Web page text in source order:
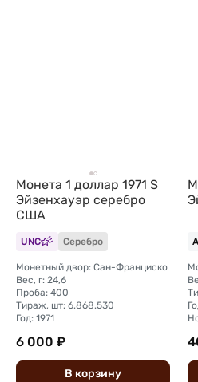
Монета 1 доллар 1971 S
Эйзенхауэр серебро
США
UNC Серебро
Монетный двор: Сан-Франциско
Вес, г: 24,6
Проба: 400
Тираж, шт: 6.868.530
Год: 1971
6 000 ₽
В корзину